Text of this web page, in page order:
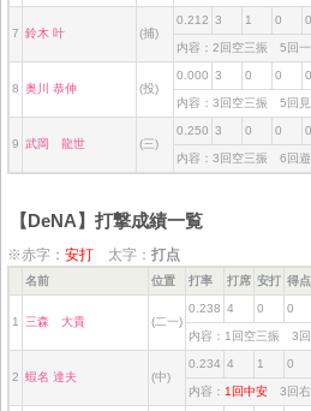
7 鈴木 叶 (捕)
0.212 3 1 0 0
内容：2回空三振 5回
8 奥川 恭伸 (投)
0.000 3 0 0 0
内容：3回空三振 5回
9 武岡 龍世 (三)
0.250 3 0 0 0
内容：3回空三振 6回
【DeNA】打撃成績一覧
※赤字： 安打 太字： 打点
名前 位置 打率 打席 安打 得点
1 三森 大貴 (二一)
0.238 4 0 0
内容：1回空三振 3
2 蝦名 達夫 (中)
0.234 4 1 0
内容： 1回中安 3回